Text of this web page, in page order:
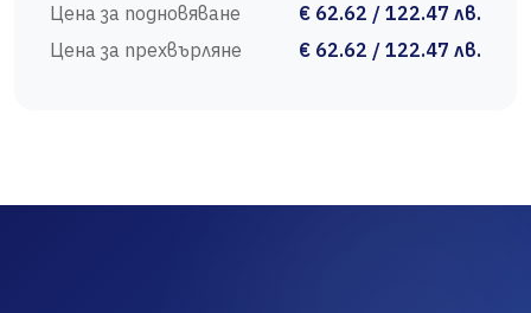
Цена за подновяване
€ 62.62 / 122.47 лв.
Цена за прехвърляне
€ 62.62 / 122.47 лв.